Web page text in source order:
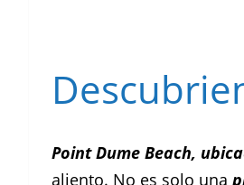
Point Dume Beach,
aliento. No es solo una